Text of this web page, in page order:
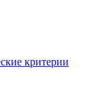
критерии